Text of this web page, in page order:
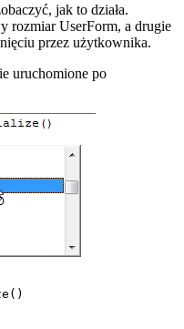
jak to działa.
rozmiar UserForm, a drugie
przez użytkownika.
uruchomione po